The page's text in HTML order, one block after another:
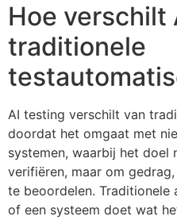
Hoe verschilt
traditionele
AI testing verschilt van
doordat het omgaat met
systemen, waarbij het
verifiëren, maar om
te beoordelen.
of een systeem doet wat